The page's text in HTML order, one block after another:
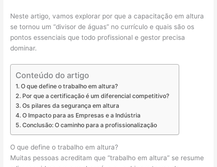
Neste artigo, vamos explorar por que a capacitação em altura
se tornou um “divisor de águas” no currículo e quais são os
pontos essenciais que todo profissional e gestor precisa
dominar.
Conteúdo do artigo
O que define o trabalho em altura?
Por que a certificação é um diferencial competitivo?
Os pilares da segurança em altura
O Impacto para as Empresas e a Indústria
Conclusão: O caminho para a profissionalização
O que define o trabalho em altura?
Muitas pessoas acreditam que “trabalho em altura” se resume